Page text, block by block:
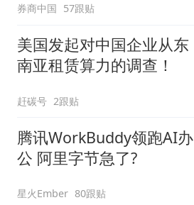
券商中国 57跟贴
美国发起对中国企业从东
南亚租赁算力的调查！
赶碳号 2跟贴
腾讯WorkBuddy领跑AI办
公 阿里字节急了?
星火Ember 80跟贴